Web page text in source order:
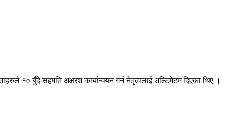
१० बुँदे सहमति अक्षरश कार्यान्वयन गर्न नेतृत्वलाई अल्टिमेटम दिएका थिए ।